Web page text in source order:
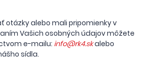
otázky alebo mali pripomienky v
Vašich osobných údajov môžete
e-mailu: info@rk4.skalebo
sídla.